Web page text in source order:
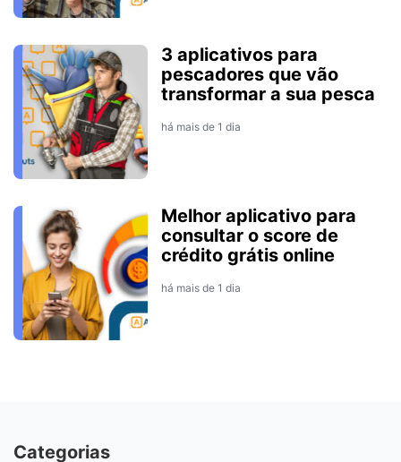
3 aplicativos para
pescadores que vão
transformar a sua pesca
há mais de 1 dia
Melhor aplicativo para
consultar o score de
crédito grátis online
há mais de 1 dia
Categorias